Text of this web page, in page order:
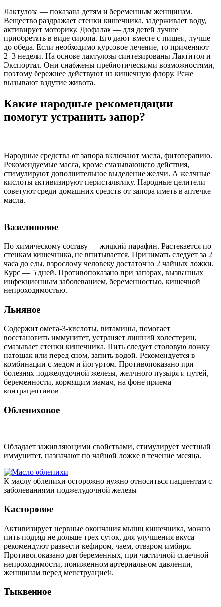
Лактулоза — показана детям и беременным женщинам.
Вещество раздражает стенки кишечника, задерживает воду,
активирует моторику. Дюфалак — для детей лучше
приобретать в виде сиропа. Его дают вместе с пищей, лучше
до обеда. Если необходимо курсовое лечение, то применяют
2–3 недели. На основе лактулозы синтезированы Лактитол и
Экспортал. Они снабжены пребиотическими возможностями,
поэтому бережнее действуют на кишечную флору. Реже
вызывают вздутие живота.
Какие народные рекомендации
помогут устранить запор?
Народные средства от запора включают масла, фитотерапию.
Рекомендуемые масла, кроме смазывающего действия,
стимулируют дополнительное выделение желчи. А желчные
кислоты активизируют перистальтику. Народные целители
советуют среди домашних средств от запора иметь в аптечке
масла.
Вазелиновое
По химическому составу — жидкий парафин. Растекается по
стенкам кишечника, не впитывается. Принимать следует за 2
часа до еды, взрослому человеку достаточно 2 чайных ложки.
Курс — 5 дней. Противопоказано при запорах, вызванных
инфекционным заболеванием, беременностью, кишечной
непроходимостью.
Льняное
Содержит омега-3-кислоты, витамины, помогает
восстановить иммунитет, устраняет лишний холестерин,
смазывает стенки кишечника. Пить следует столовую ложку
натощак или перед сном, запить водой. Рекомендуется в
комбинации с медом и йогуртом. Противопоказано при
болезнях поджелудочной железы, желчного пузыря и путей,
беременности, кормящим мамам, на фоне приема
контрацептивов.
Облепиховое
Обладает заживляющими свойствами, стимулирует местный
иммунитет, назначают по чайной ложке в течение месяца.
К маслу облепихи осторожно нужно относиться пациентам с
заболеваниями поджелудочной железы
Касторовое
Активизирует нервные окончания мышц кишечника, можно
пить подряд не дольше трех суток, для улучшения вкуса
рекомендуют развести кефиром, чаем, отваром имбиря.
Противопоказано для беременных, при частичной спаечной
непроходимости, пониженном артериальном давлении,
женщинам перед менструацией.
Тыквенное